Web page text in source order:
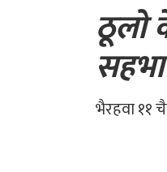
ठूलो
भैरहवा ११